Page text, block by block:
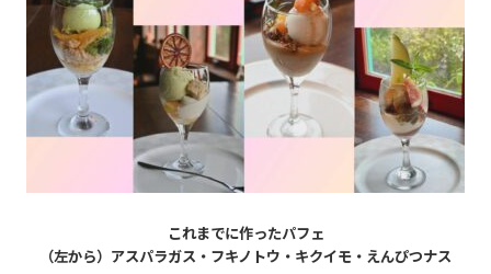
これまでに作ったパフェ
（左から）アスパラガス・フキノトウ・キクイモ・えんぴつナス